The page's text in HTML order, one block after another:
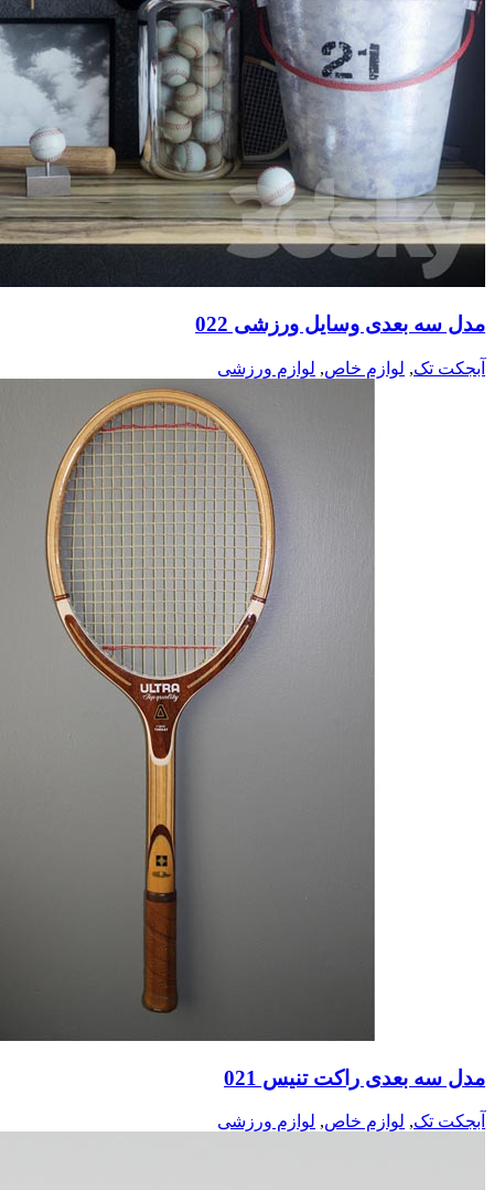
مدل سه بعدی وسایل ورزشی 022
آبجکت تک, لوازم خاص, لوازم ورزشی
مدل سه بعدی راکت تنیس 021
آبجکت تک, لوازم خاص, لوازم ورزشی